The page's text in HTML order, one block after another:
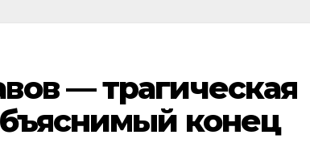
— трагическая
конец